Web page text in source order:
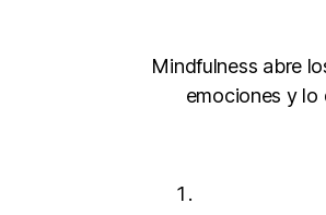
Mindfulness abre
emociones y lo